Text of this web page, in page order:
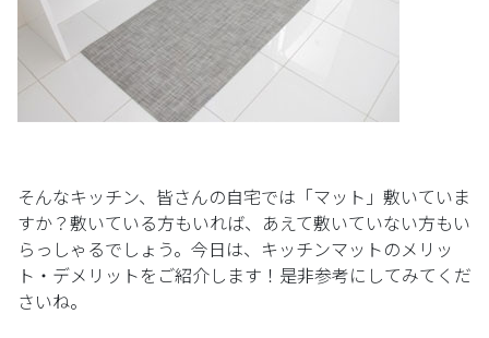
そんなキッチン、皆さんの自宅では「マット」敷いていま
すか？敷いている方もいれば、あえて敷いていない方もい
らっしゃるでしょう。今日は、キッチンマットのメリッ
ト・デメリットをご紹介します！是非参考にしてみてくだ
さいね。